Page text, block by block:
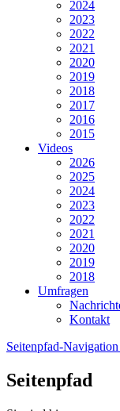
2024
2023
2022
2021
2020
2019
2018
2017
2016
2015
Videos
2026
2025
2024
2023
2022
2021
2020
2019
2018
Umfragen
Kontakt
Seitenpfad-
Seitenpfad